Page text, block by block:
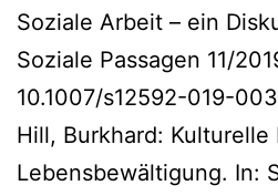
Soziale Arbeit – ein
Soziale Passagen 11/
10.1007/s12592-019-
Hill, Burkhard: Kulturelle
Lebensbewältigung. In: